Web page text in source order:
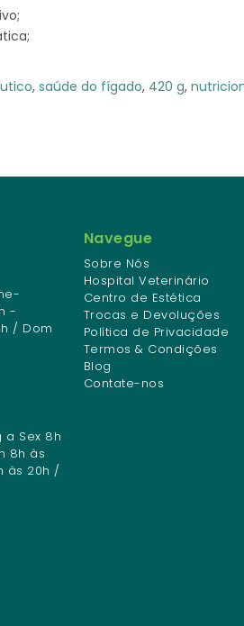
, saúde do fígado, 420 g,
-
/ Dom
a Sex 8h
8h às
às 20h /
Navegue
Sobre Nós
Hospital Veterinário
Centro de Estética
Trocas e Devoluções
Política de Privacidade
Termos & Condições
Blog
Contate-nos